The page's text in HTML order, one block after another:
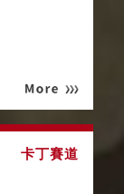
卡丁賽道